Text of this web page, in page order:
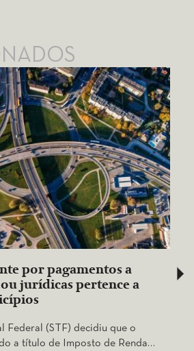
por pagamentos a
ou jurídicas pertence a
Federal (STF) decidiu que o
a título de Imposto de Renda…